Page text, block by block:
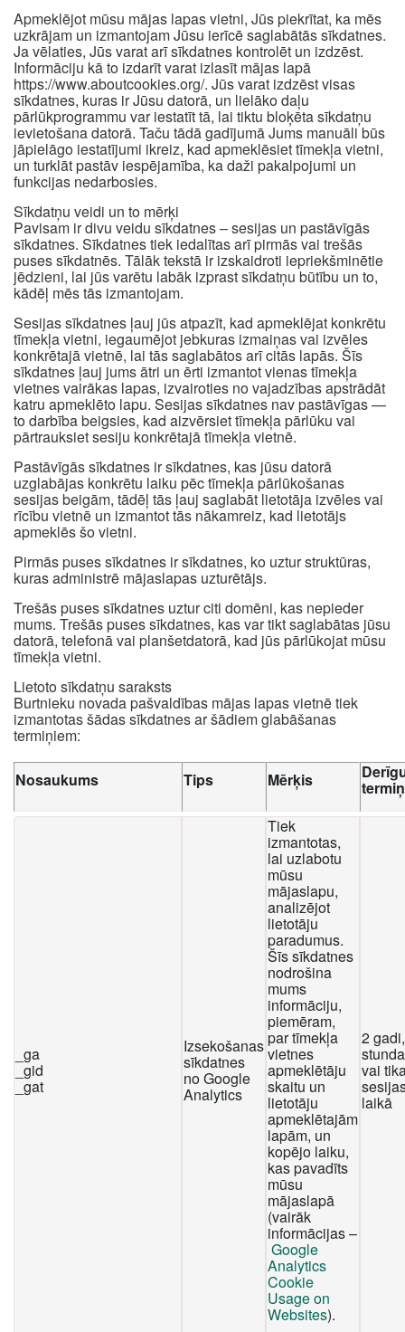
Apmeklējot mūsu mājas lapas vietni, Jūs piekrītat, ka mēs
uzkrājam un izmantojam Jūsu ierīcē saglabātās sīkdatnes.
Ja vēlaties, Jūs varat arī sīkdatnes kontrolēt un izdzēst.
Informāciju kā to izdarīt varat izlasīt mājas lapā
https://www.aboutcookies.org/. Jūs varat izdzēst visas
sīkdatnes, kuras ir Jūsu datorā, un lielāko daļu
pārlūkprogrammu var iestatīt tā, lai tiktu bloķēta sīkdatņu
ievietošana datorā. Taču tādā gadījumā Jums manuāli būs
jāpielāgo iestatījumi ikreiz, kad apmeklēsiet tīmekļa vietni,
un turklāt pastāv iespējamība, ka daži pakalpojumi un
funkcijas nedarbosies.
Sīkdatņu veidi un to mērķi
Pavisam ir divu veidu sīkdatnes – sesijas un pastāvīgās
sīkdatnes. Sīkdatnes tiek iedalītas arī pirmās vai trešās
puses sīkdatnēs. Tālāk tekstā ir izskaidroti iepriekšminētie
jēdzieni, lai jūs varētu labāk izprast sīkdatņu būtību un to,
kādēļ mēs tās izmantojam.
Sesijas sīkdatnes ļauj jūs atpazīt, kad apmeklējat konkrētu
tīmekļa vietni, iegaumējot jebkuras izmaiņas vai izvēles
konkrētajā vietnē, lai tās saglabātos arī citās lapās. Šīs
sīkdatnes ļauj jums ātri un ērti izmantot vienas tīmekļa
vietnes vairākas lapas, izvairoties no vajadzības apstrādāt
katru apmeklēto lapu. Sesijas sīkdatnes nav pastāvīgas —
to darbība beigsies, kad aizvērsiet tīmekļa pārlūku vai
pārtrauksiet sesiju konkrētajā tīmekļa vietnē.
Pastāvīgās sīkdatnes ir sīkdatnes, kas jūsu datorā
uzglabājas konkrētu laiku pēc tīmekļa pārlūkošanas
sesijas beigām, tādēļ tās ļauj saglabāt lietotāja izvēles vai
rīcību vietnē un izmantot tās nākamreiz, kad lietotājs
apmeklēs šo vietni.
Pirmās puses sīkdatnes ir sīkdatnes, ko uztur struktūras,
kuras administrē mājaslapas uzturētājs.
Trešās puses sīkdatnes uztur citi domēni, kas nepieder
mums. Trešās puses sīkdatnes, kas var tikt saglabātas jūsu
datorā, telefonā vai planšetdatorā, kad jūs pārlūkojat mūsu
tīmekļa vietni.
Lietoto sīkdatņu saraksts
Burtnieku novada pašvaldības mājas lapas vietnē tiek
izmantotas šādas sīkdatnes ar šādiem glabāšanas
termiņiem:
Nosaukums Tips Mērķis
_ga
_gid
_gat
Izsekošanas
sīkdatnes
no Google
Analytics
Tiek
izmantotas,
lai uzlabotu
mūsu
mājaslapu,
analizējot
lietotāju
paradumus.
Šīs sīkdatnes
nodrošina
mums
informāciju,
piemēram,
par tīmekļa
vietnes
apmeklētāju
skaitu un
lietotāju
apmeklētajām
lapām, un
kopējo laiku,
kas pavadīts
mūsu
mājaslapā
(vairāk
informācijas –
Google
Analytics
Cookie
Usage on
Websites).
2
vai
laikā